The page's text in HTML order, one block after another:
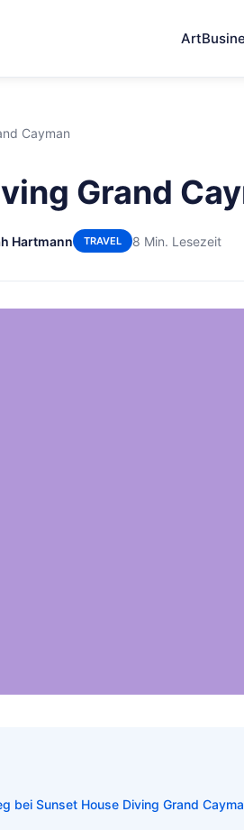
Art
Cayman
Grand
Hartmann TRAVEL 8 Min. Lesezeit
bei Sunset House Diving Grand